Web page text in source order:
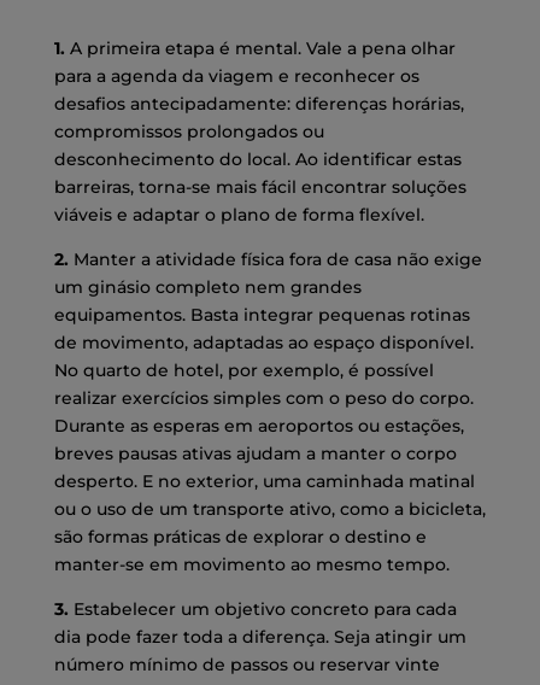
1. A primeira etapa é mental. Vale a pena olhar
para a agenda da viagem e reconhecer os
desafios antecipadamente: diferenças horárias,
compromissos prolongados ou
desconhecimento do local. Ao identificar estas
barreiras, torna-se mais fácil encontrar soluções
viáveis e adaptar o plano de forma flexível.
2. Manter a atividade física fora de casa não exige
um ginásio completo nem grandes
equipamentos. Basta integrar pequenas rotinas
de movimento, adaptadas ao espaço disponível.
No quarto de hotel, por exemplo, é possível
realizar exercícios simples com o peso do corpo.
Durante as esperas em aeroportos ou estações,
breves pausas ativas ajudam a manter o corpo
desperto. E no exterior, uma caminhada matinal
ou o uso de um transporte ativo, como a bicicleta,
são formas práticas de explorar o destino e
manter-se em movimento ao mesmo tempo.
3. Estabelecer um objetivo concreto para cada
dia pode fazer toda a diferença. Seja atingir um
número mínimo de passos ou reservar vinte